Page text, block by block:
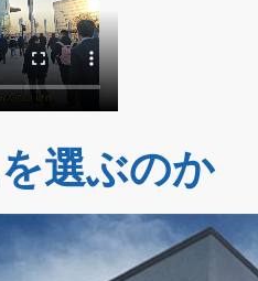
選ぶのか